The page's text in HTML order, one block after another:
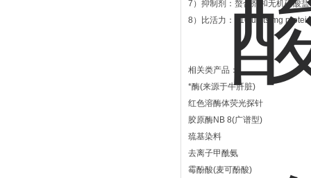
7）抑制剂：螯合剂和无机磷酸盐
8）比活力：≥10 units/mg
相关类产品：
*酶(来源于牛肝脏)
红色溶酶体荧光探针
胶原酶NB 8(广谱型)
巯基染料
去离子甲酰氨
霉酚酸(麦可酚酸)